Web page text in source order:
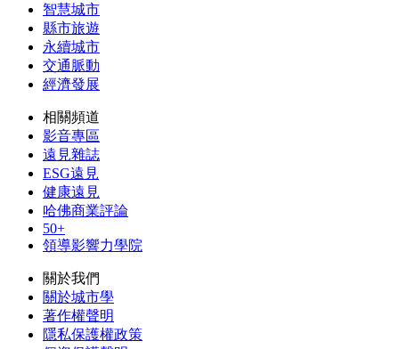
智慧城市
縣市旅遊
永續城市
交通脈動
經濟發展
相關頻道
影音專區
遠見雜誌
ESG遠見
健康遠見
哈佛商業評論
50+
領導影響力學院
關於我們
關於城市學
著作權聲明
隱私保護權政策